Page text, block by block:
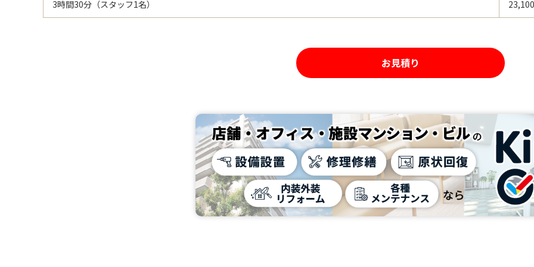
3時間30分（スタッフ1名）
お見積り